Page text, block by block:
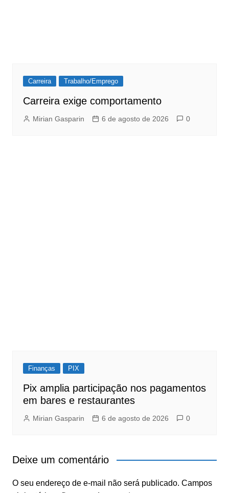
Carreira Trabalho/Emprego
Carreira exige comportamento
Mirian Gasparin 6 de agosto de 2026 0
Finanças PIX
Pix amplia participação nos pagamentos
em bares e restaurantes
Mirian Gasparin 6 de agosto de 2026 0
Deixe um comentário
O seu endereço de e-mail não será publicado. Campos